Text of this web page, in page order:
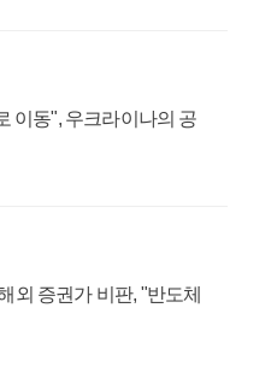
이동", 우크라이나의 공
외 증권가 비판, "반도체